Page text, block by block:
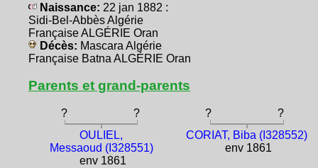
Naissance: 22 jan 1882 :
Sidi-Bel-Abbès Algérie
Française ALGÉRIE Oran
Décès: Mascara Algérie
Française Batna ALGÉRIE Oran
Parents et grand-parents
? ? ?
?
OULIEL,
Messaoud (I328551)
env 1861
CORIAT, Biba (I328552)
env 1861